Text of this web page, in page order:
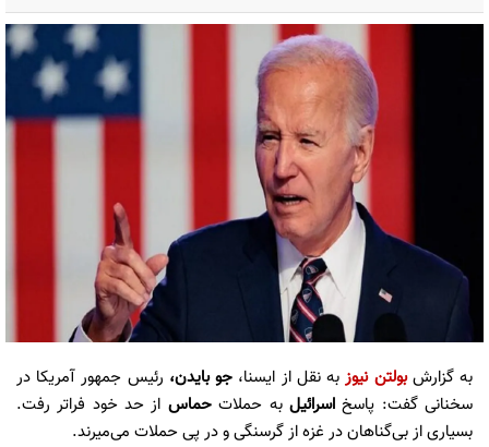
به گزارش بولتن نیوز به نقل از ایسنا، جو بایدن، رئیس جمهور آمریکا در
سخنانی گفت: پاسخاسرائیلبه حملاتحماس از حد خود فراتر رفت.
بسیاری از بی‌گناهان در غزه از گرسنگی و در پی حملات می‌میرند.